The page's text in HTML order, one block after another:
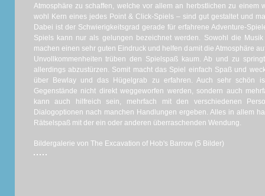
Atmosphäre zu schaffen, welche vor allem an herbstlichen zu einem
wohl Kern eines jedes Point & Click-Spiels – sind gut gestaltet und
Dabei ist der Schwierigkeitsgrad gerade für erfahrene Adventure-
Spiels kann nur als gelungen bezeichnet werden. Sowohl die
machen einen sehr guten Eindruck und helfen damit die Atmosphäre
Unvollkommenheiten trüben den Spielspaß kaum. Ab und zu
allerdings abzustürzen. Somit macht das Spiel einfach Spaß und
über Bewlay und das Hügelgrab zu erfahren. Auch sehr schön
Gegenstände nicht direkt weggeworfen werden, sondern auch
kann auch hilfreich sein, mehrfach mit den verschiedenen
Dialogoptionen nach manchen Handlungen ergeben. Alles in allem
Rätselspaß mit der ein oder anderen überraschenden Wendung.
Bildergalerie von The Excavation of Hob's Barrow (5 Bilder)